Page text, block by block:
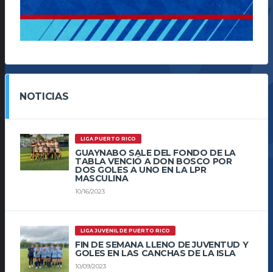
NOTICIAS
LIGA PUERTO RICO
GUAYNABO SALE DEL FONDO DE LA
TABLA VENCIÓ A DON BOSCO POR
DOS GOLES A UNO EN LA LPR
MASCULINA
10/16/2023
LIGA JUVENIL DE PUERTO RICO
FIN DE SEMANA LLENO DE JUVENTUD Y
GOLES EN LAS CANCHAS DE LA ISLA
10/09/2023